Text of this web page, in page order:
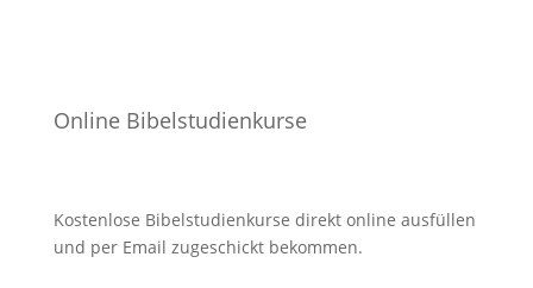
Online Bibelstudienkurse
Kostenlose Bibelstudienkurse direkt online ausfüllen
und per Email zugeschickt bekommen.